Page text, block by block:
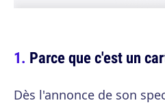
Parce que c'est un
Dès l'annonce de son